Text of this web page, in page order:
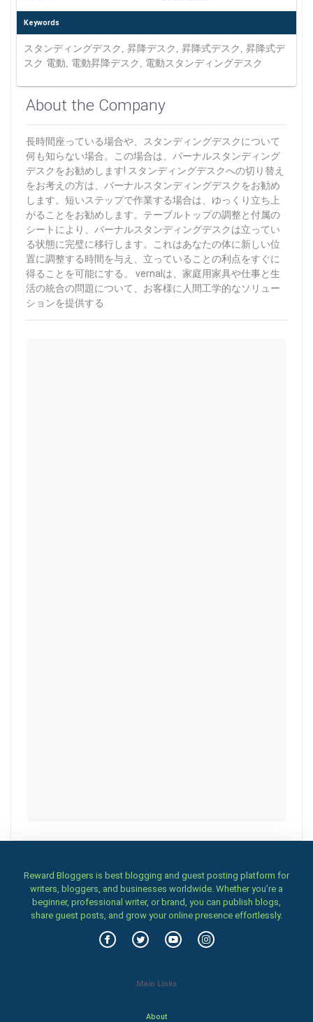
Keywords
スタンディングデスク, 昇降デスク, 昇降式デスク, 昇降式デ
スク 電動, 電動昇降デスク, 電動スタンディングデスク
About the Company
長時間座っている場合や、スタンディングデスクについて
何も知らない場合。この場合は、バーナルスタンディング
デスクをお勧めします! スタンディングデスクへの切り替え
をお考えの方は、バーナルスタンディングデスクをお勧め
します。短いステップで作業する場合は、ゆっくり立ち上
がることをお勧めします。テーブルトップの調整と付属の
シートにより、バーナルスタンディングデスクは立ってい
る状態に完璧に移行します。これはあなたの体に新しい位
置に調整する時間を与え、立っていることの利点をすぐに
得ることを可能にする。 vernalは、家庭用家具や仕事と生
活の統合の問題について、お客様に人間工学的なソリュー
ションを提供する
Reward Bloggers is best blogging and guest posting platform for
writers, bloggers, and businesses worldwide. Whether you’re a
beginner, professional writer, or brand, you can publish blogs,
share guest posts, and grow your online presence effortlessly.
Main Links
About